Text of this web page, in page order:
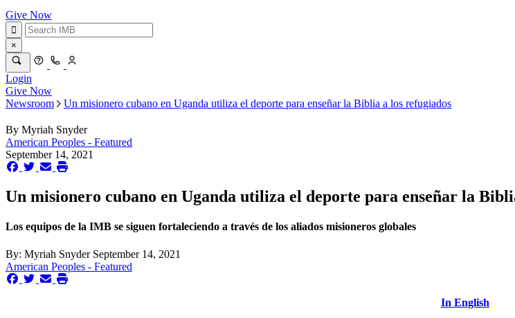
Give Now
×
Login
Give Now
Newsroom
Un misionero cubano en Uganda utiliza el deporte para enseñar la Biblia a los refugiados
By Myriah Snyder
American Peoples - Featured
September 14, 2021
Un misionero cubano en Uganda utiliza el deporte para enseñar la
Los equipos de la IMB se siguen fortaleciendo a través de los aliados misioneros globales
By: Myriah Snyder September 14, 2021
American Peoples - Featured
In English